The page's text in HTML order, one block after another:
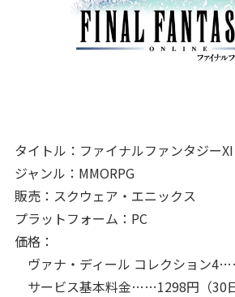
タイトル：ファイナルファンタジーXI
ジャンル：MMORPG
販売：スクウェア・エニックス
プラットフォーム：PC
価格：
ヴァナ・ディール コレクション
サービス基本料金……1298円（30日